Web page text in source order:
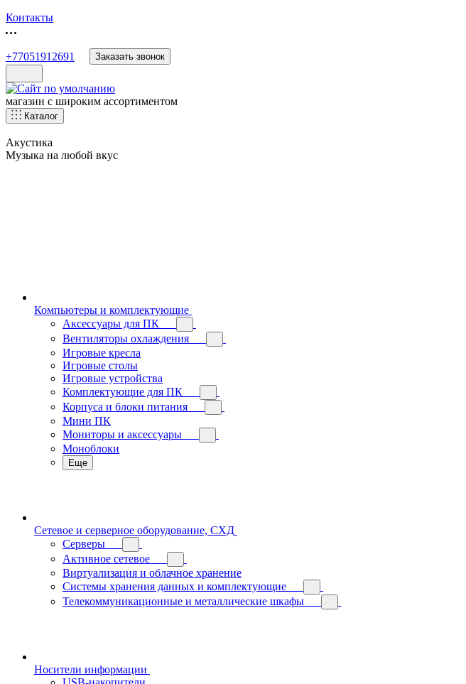
Контакты
+77051912691 Заказать звонок
магазин с широким ассортиментом
Каталог
Акустика
Музыка на любой вкус
Компьютеры и комплектующие
Аксессуары для ПК
Вентиляторы охлаждения
Игровые кресла
Игровые столы
Игровые устройства
Комплектующие для ПК
Корпуса и блоки питания
Мини ПК
Мониторы и аксессуары
Моноблоки
Еще
Сетевое и серверное оборудование, СХД
Cерверы
Активное сетевое
Виртуализация и облачное хранение
Системы хранения данных и комплектующие
Телекоммуникационные и металлические шкафы
Носители информации